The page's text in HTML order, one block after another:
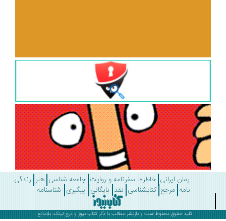
رمان ایرانی خاطره، سفرنامه و روایت جامعه شناسی هنر زندگی
مرجع کتابشناسی نقد بایگانی پیگیری شناسنامه
کلیه حقوق محفوظ است و بازنشر مطالب با ذکرکتاب نیوزو درج لینک، بلامانع .